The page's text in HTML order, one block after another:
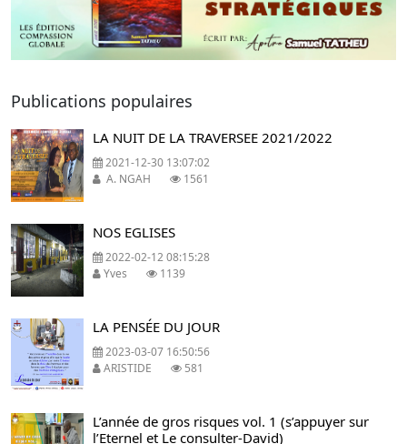
Publications populaires
LA NUIT DE LA TRAVERSEE 2021/2022
2021-12-30 13:07:02
A. NGAH
1561
NOS EGLISES
2022-02-12 08:15:28
Yves
1139
LA PENSÉE DU JOUR
2023-03-07 16:50:56
ARISTIDE
581
L’année de gros risques vol. 1 (s’appuyer sur
l’Eternel et Le consulter-David)